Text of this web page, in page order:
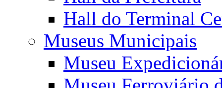
Hall do Terminal
Museus Municipais
Museu